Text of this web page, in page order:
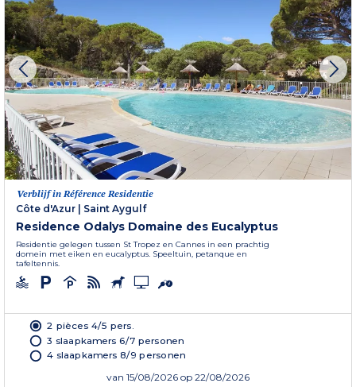
Verblijf in Référence Residentie
Côte d'Azur
Saint Aygulf
Residence Odalys Domaine des Eucalyptus
Residentie gelegen tussen St Tropez en Cannes in een prachtig
domein met eiken en eucalyptus. Speeltuin, petanque en
tafeltennis.
2 pièces 4/5 pers.
3 slaapkamers 6/7 personen
4 slaapkamers 8/9 personen
van 15/08/2026 op 22/08/2026